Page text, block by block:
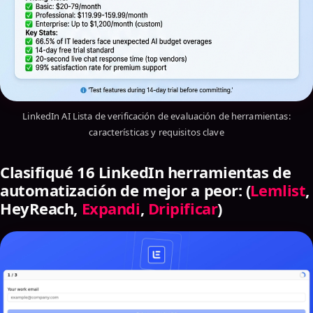
LinkedIn AI Lista de verificación de evaluación de herramientas:
características y requisitos clave
Clasifiqué 16 LinkedIn herramientas de
automatización de mejor a peor: (Lemlist,
HeyReach, Expandi, Dripificar)